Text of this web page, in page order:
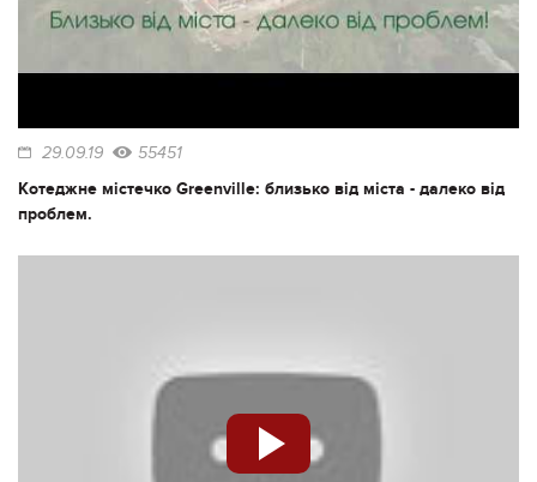
29.09.19 55451
Котеджне містечко Greenville: близько від міста - далеко від
проблем.